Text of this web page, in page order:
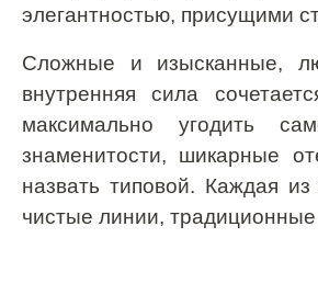
элегантностью, присущими
Сложные и изысканные,
внутренняя сила
максимально угодить
знаменитости, шикарные
назвать типовой. Каждая
чистые линии,